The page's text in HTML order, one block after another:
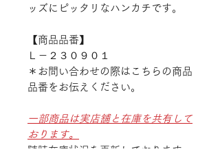
ッズにピッタリなハンカチです。
【商品品番】
Ｌ－２３０９０１
＊お問い合わせの際はこちらの商品
品番をお伝えください。
一部商品は実店舗と在庫を共有して
おります。
随時在庫状況を更新しております